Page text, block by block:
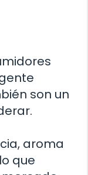
son un
aroma
que